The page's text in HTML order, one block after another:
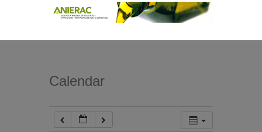
Calendar
7:00 am